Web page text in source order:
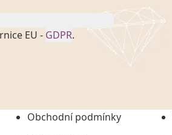
EU - GDPR.
č. 101/2000 Sb. v
uchováním veškerých
údajů či jako jeho
informací, nejdéle
Obchodní podmínky